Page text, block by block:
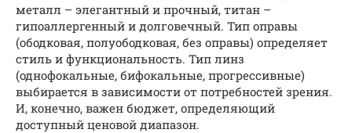
металл – элегантный и прочный, титан –
гипоаллергенный и долговечный. Тип оправы
(ободковая, полуободковая, без оправы) определяет
стиль и функциональность. Тип линз
(однофокальные, бифокальные, прогрессивные)
выбирается в зависимости от потребностей зрения.
И, конечно, важен бюджет, определяющий
доступный ценовой диапазон.